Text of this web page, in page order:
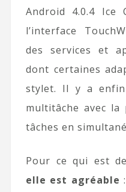
Android 4.0.4 Ice
l’interface
des services et
dont certaines
stylet. Il y a
multitâche avec
tâches en
Pour ce qui est
elle est agréable